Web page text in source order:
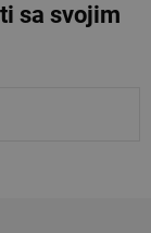
sa svojim